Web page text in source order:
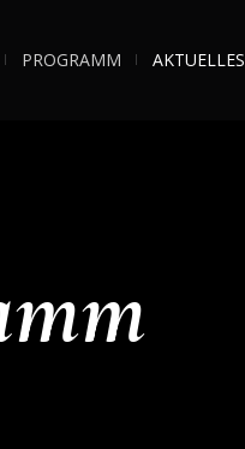
PROGRAMM AKTUELLES